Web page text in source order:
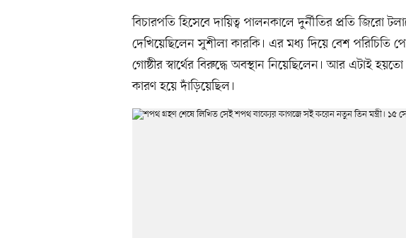
বিচারপতি হিসেবে দায়িত্ব পালনকালে দুর্নীতির প্রতি জিরো
দেখিয়েছিলেন সুশীলা কারকি। এর মধ্য দিয়ে বেশ পরিচিতি
গোষ্ঠীর স্বার্থের বিরুদ্ধে অবস্থান নিয়েছিলেন। আর এটাই
কারণ হয়ে দাঁড়িয়েছিল।